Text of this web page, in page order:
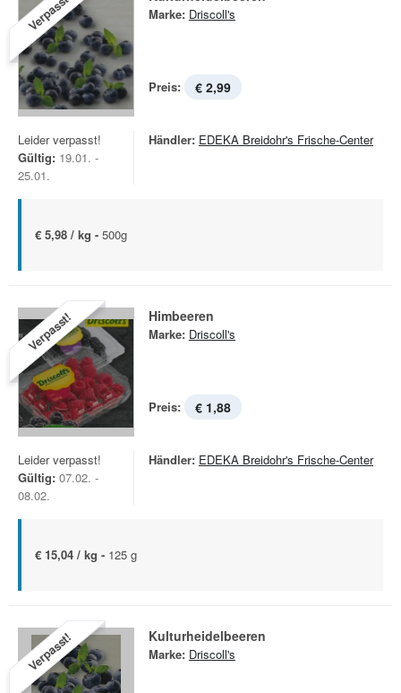
Verpasst! Marke: Driscoll's
Preis: € 2,99
Leider verpasst!
Gültig: 19.01. -
25.01.
Händler: EDEKA Breidohr's Frische-Center
€ 5,98 / kg - 500g
Verpasst! Himbeeren
Marke: Driscoll's
Preis: € 1,88
Leider verpasst!
Gültig: 07.02. -
08.02.
Händler: EDEKA Breidohr's Frische-Center
€ 15,04 / kg - 125 g
Verpasst! Kulturheidelbeeren
Marke: Driscoll's